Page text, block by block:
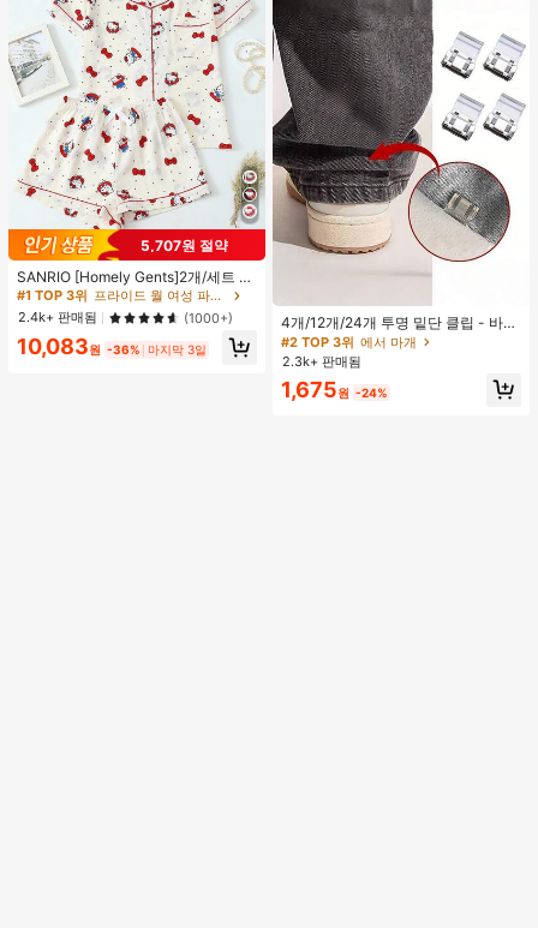
5,707원 절약
SANRIO [Homely Gents]2개/세트 여
성 프린트 라펠 반팔 버튼 포켓 상의
및 보우 반바지 잠옷 세트, 캐주얼 홈
웨어, 봄/여름에 적합
#1 TOP 3위
프라이드 월 여성 파자마 세트
높은 재방문 고객
#1 TOP 3위
프라이드 월 여성 파자마 세트
높은 재방문 고객
#1 TOP 3위
프라이드 월 여성 파자마 세트
높은 재방문 고객
#1 TOP 3위
높은 재방문 고객
2.4k+ 판매됨 (1000+)
10,083원 -36% 마지막 3일
4개/12개/24개 투명 밑단 클립 - 바지
밑단 끌림 방지를 위한 심리스 무봉제
조절기, 의류 수선 및 깔끔한 바지 길
이 맞춤을 위한 숨겨진 밑단 조절 클립
(랜덤 색상)
#2 TOP 3위 에서 마개
2.3k+ 판매됨
1,675원 -24%